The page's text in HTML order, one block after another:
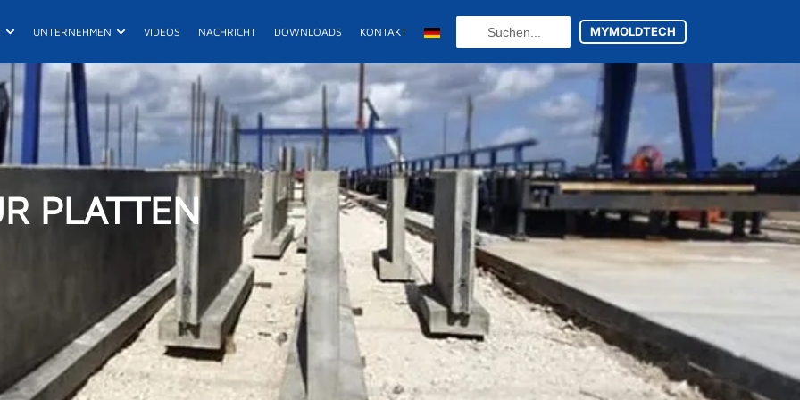
Öffne Projekte
UNTERNEHMEN Öffne UNTERNEHMEN
VIDEOS NACHRICHT DOWNLOADS KONTAKT
EN(Englisch
FR(Französisch )
RU
ES(Spanisch)
Deutsch
MYMOLDTECH
PLATTEN